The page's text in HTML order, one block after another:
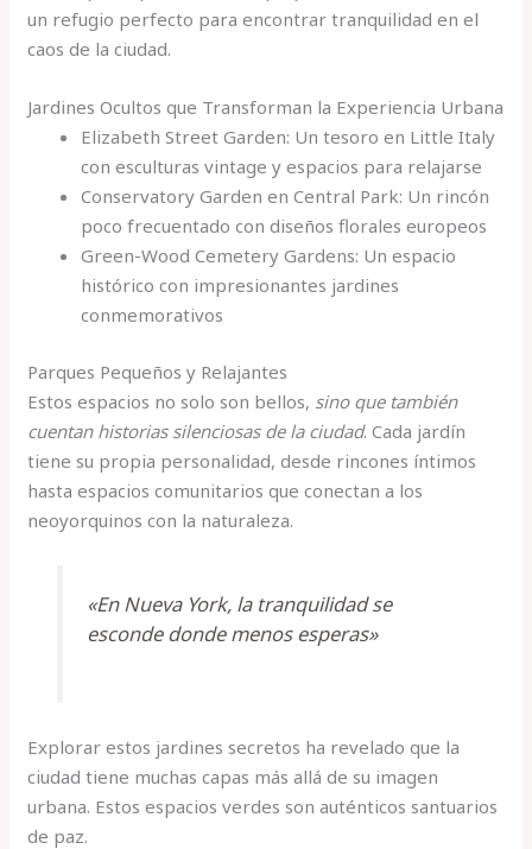
un refugio perfecto para encontrar tranquilidad en el
caos de la ciudad.
Jardines Ocultos que Transforman la Experiencia Urbana
Elizabeth Street Garden: Un tesoro en Little Italy
con esculturas vintage y espacios para relajarse
Conservatory Garden en Central Park: Un rincón
poco frecuentado con diseños florales europeos
Green-Wood Cemetery Gardens: Un espacio
histórico con impresionantes jardines
conmemorativos
Parques Pequeños y Relajantes
Estos espacios no solo son bellos, sino que también
cuentan historias silenciosas de la ciudad. Cada jardín
tiene su propia personalidad, desde rincones íntimos
hasta espacios comunitarios que conectan a los
neoyorquinos con la naturaleza.
«En Nueva York, la tranquilidad se
esconde donde menos esperas»
Explorar estos jardines secretos ha revelado que la
ciudad tiene muchas capas más allá de su imagen
urbana. Estos espacios verdes son auténticos santuarios
de paz.